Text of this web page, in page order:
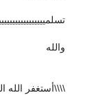
والله
\\\\أستغفر الله